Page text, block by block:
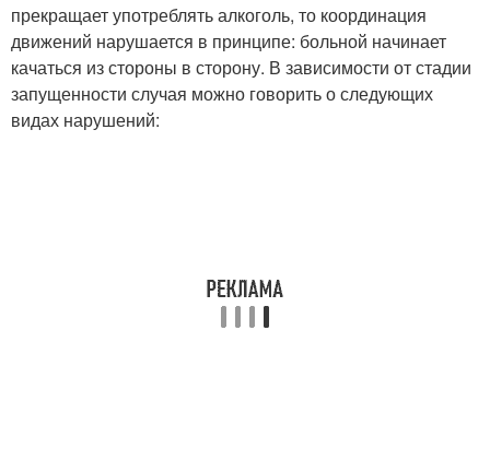
прекращает употреблять алкоголь, то координация
движений нарушается в принципе: больной начинает
качаться из стороны в сторону. В зависимости от стадии
запущенности случая можно говорить о следующих
видах нарушений: